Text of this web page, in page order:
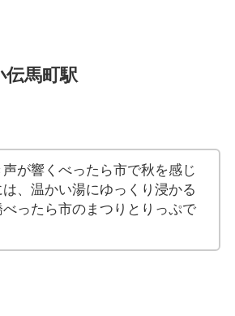
馬町駅
が響くべったら市で秋を感じ
は、温かい湯にゆっくり浸かる
べったら市のまつりとりっぷで